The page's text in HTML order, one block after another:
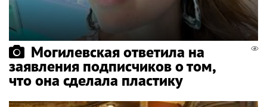
Могилевская ответила на
заявления подписчиков о том,
что она сделала пластику